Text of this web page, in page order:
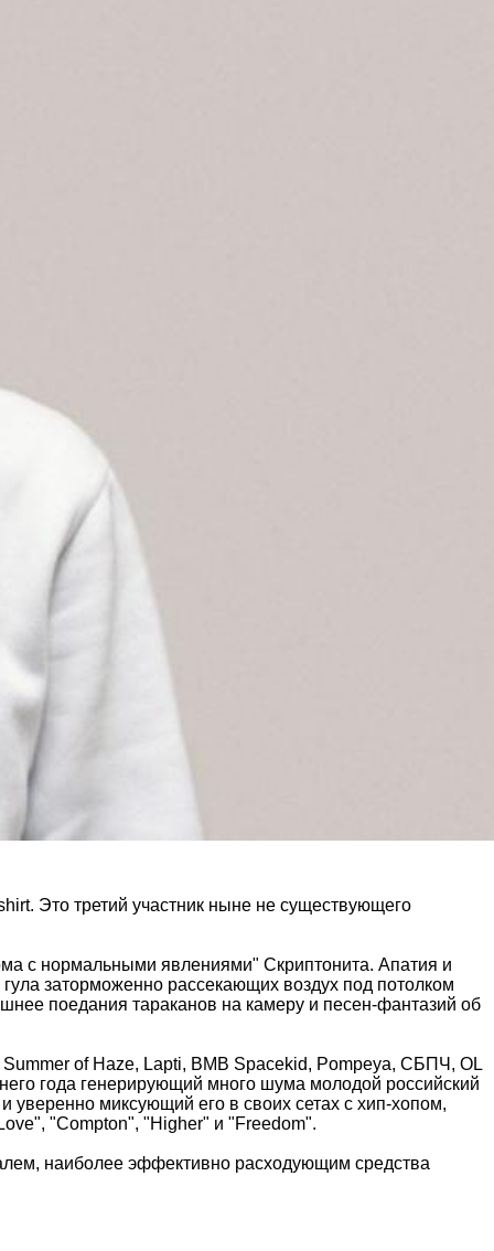
Это третий участник ныне не существующего
с нормальными явлениями" Скриптонита. Апатия и
заторможенно рассекающих воздух под потолком
поедания тараканов на камеру и песен-фантазий об
of Haze, Lapti, BMB Spacekid, Pompeya, СБПЧ, OL
года генерирующий много шума молодой российский
миксующий его в своих сетах с хип-хопом,
"Compton", "Higher" и "Freedom".
наиболее эффективно расходующим средства